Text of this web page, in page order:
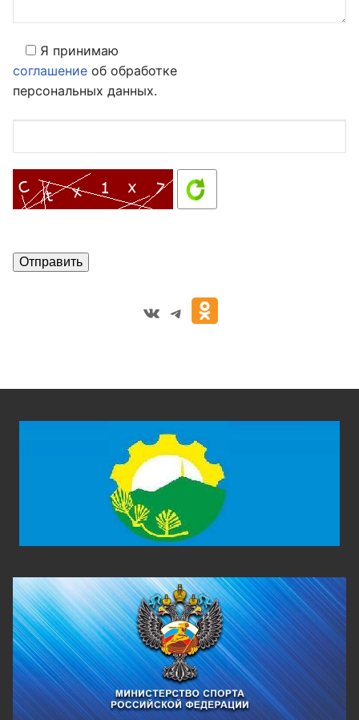
Я принимаю
соглашение об обработке
персональных данных.
VK Telegram